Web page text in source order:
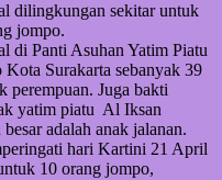
dilingkungan sekitar untuk
jompo.
di Panti Asuhan Yatim Piatu
Surakarta sebanyak 39
perempuan. Juga bakti
yatim piatu Al Iksan
adalah anak jalanan.
hari Kartini 21 April
10 orang jompo,